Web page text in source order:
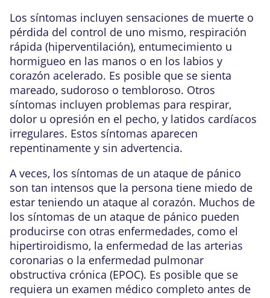
Los síntomas incluyen sensaciones de muerte o
pérdida del control de uno mismo, respiración
rápida (hiperventilación), entumecimiento u
hormigueo en las manos o en los labios y
corazón acelerado. Es posible que se sienta
mareado, sudoroso o tembloroso. Otros
síntomas incluyen problemas para respirar,
dolor u opresión en el pecho, y latidos cardíacos
irregulares. Estos síntomas aparecen
repentinamente y sin advertencia.
A veces, los síntomas de un ataque de pánico
son tan intensos que la persona tiene miedo de
estar teniendo un ataque al corazón. Muchos de
los síntomas de un ataque de pánico pueden
producirse con otras enfermedades, como el
hipertiroidismo, la enfermedad de las arterias
coronarias o la enfermedad pulmonar
obstructiva crónica (EPOC). Es posible que se
requiera un examen médico completo antes de